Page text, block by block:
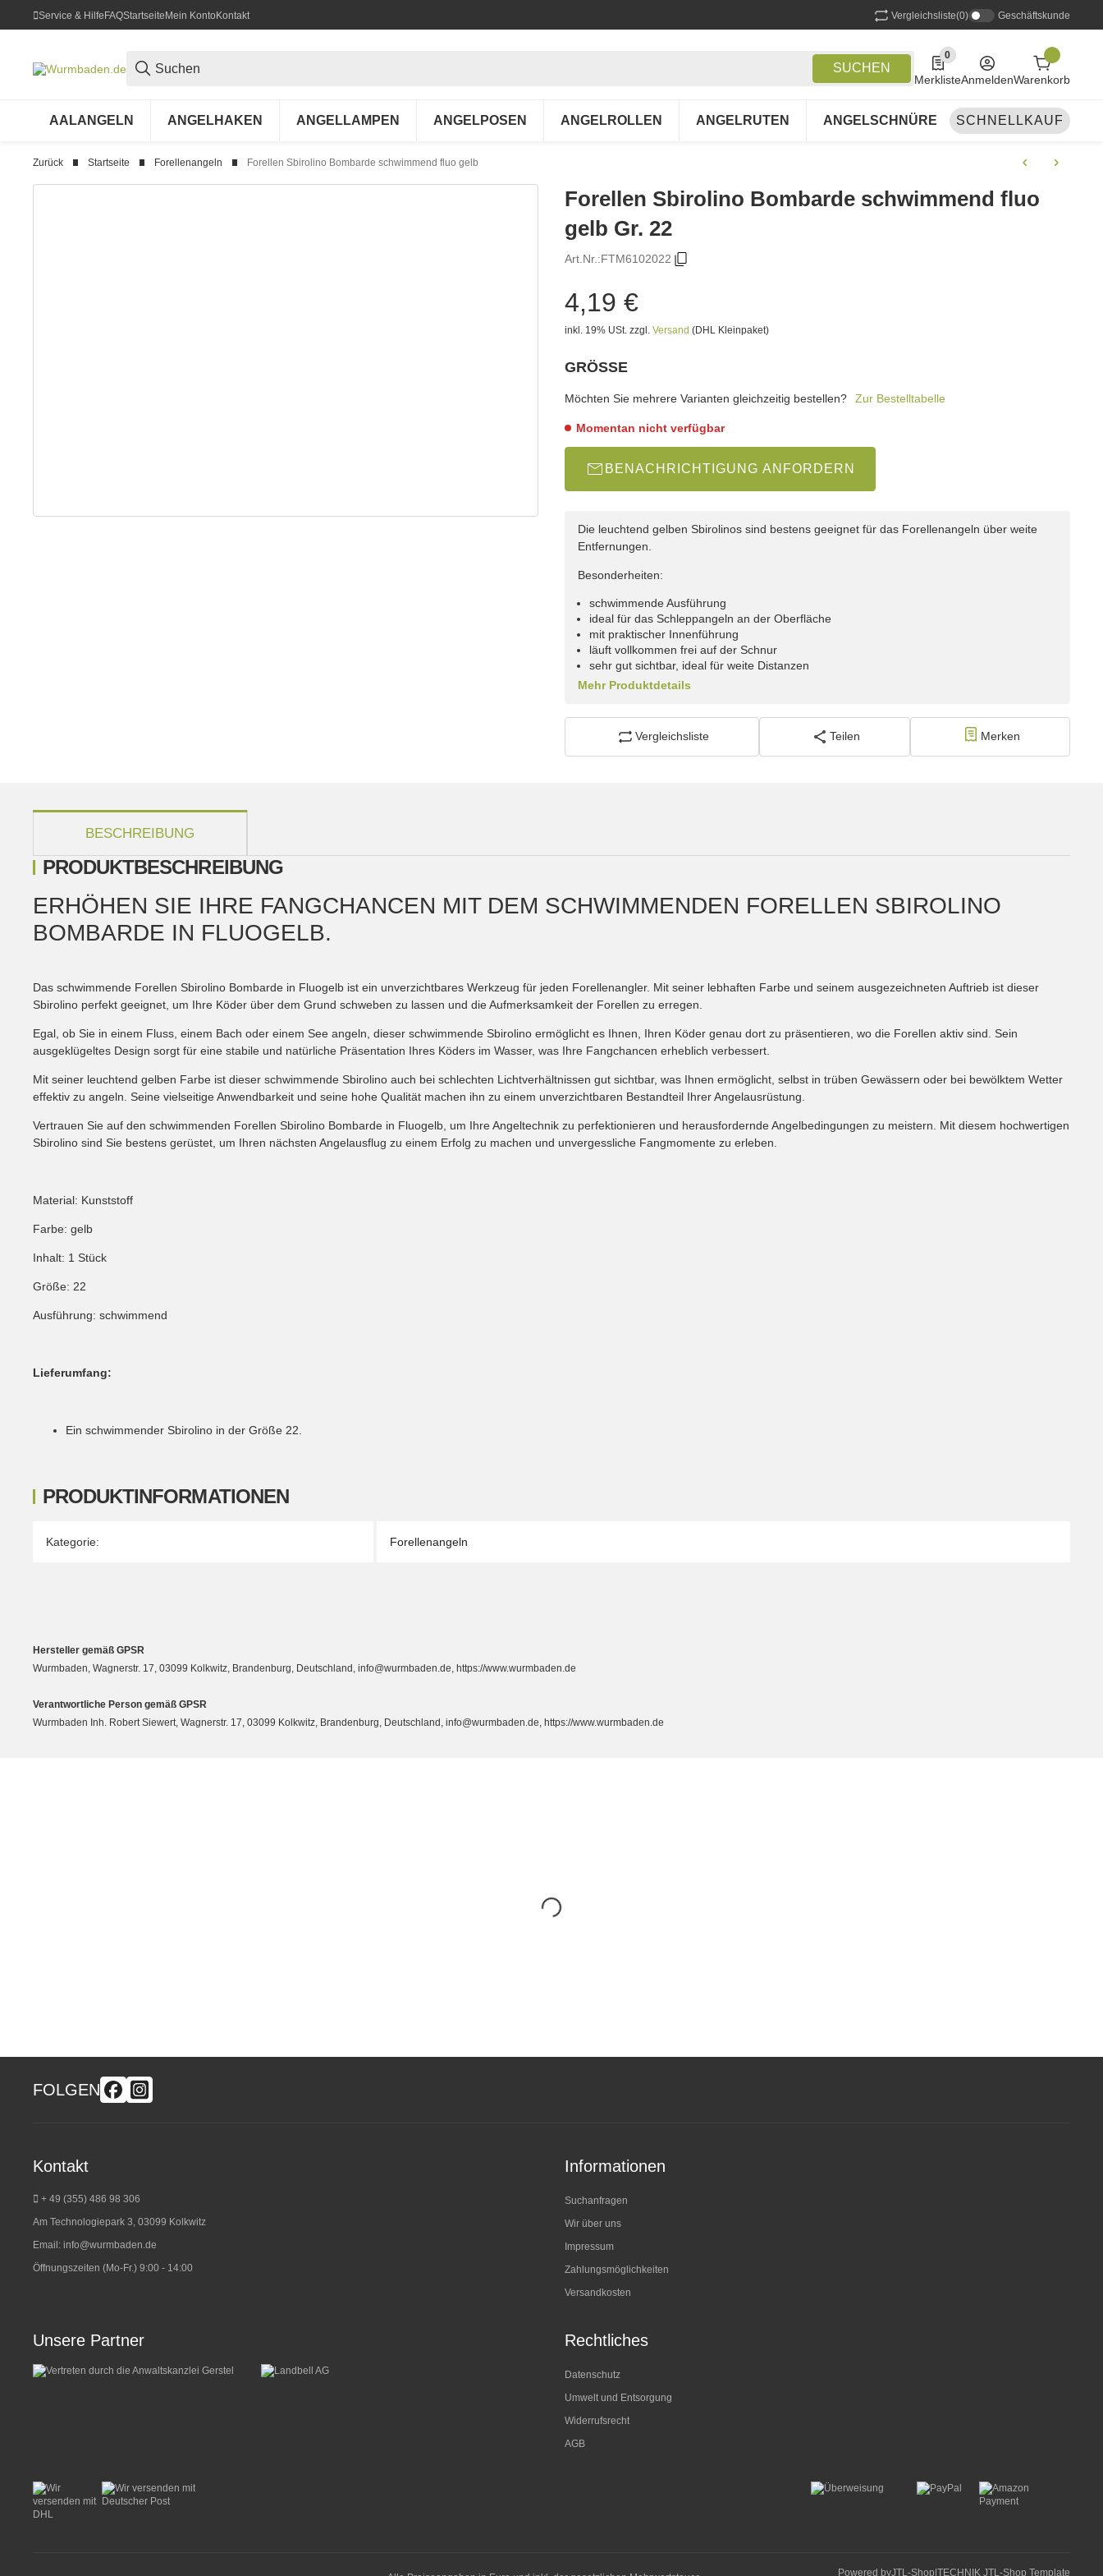
Service & HilfeFAQStartseiteMein KontoKontakt Vergleichsliste(0) Geschäftskunde
SUCHEN
0
0 Produkte in der Liste
MerklisteAnmeldenWarenkorb
AALANGELN ANGELHAKEN ANGELLAMPEN ANGELPOSEN ANGELROLLEN ANGELRUTEN ANGELSCHNÜRE ANGELSETS
SCHNELLKAUF
Zurück Startseite Forellenangeln Forellen Sbirolino Bombarde schwimmend fluo gelb
Forellen Sbirolino Bombarde schwimmend fluo
gelb Gr. 22
Art.Nr.:FTM6102022
4,19 €
inkl. 19% USt. zzgl. Versand (DHL Kleinpaket)
GRÖSSE
Möchten Sie mehrere Varianten gleichzeitig bestellen?
Zur Bestelltabelle
Momentan nicht verfügbar
BENACHRICHTIGUNG ANFORDERN
Die leuchtend gelben Sbirolinos sind bestens geeignet für das Forellenangeln über weite
Entfernungen.
Besonderheiten:
schwimmende Ausführung
ideal für das Schleppangeln an der Oberfläche
mit praktischer Innenführung
läuft vollkommen frei auf der Schnur
sehr gut sichtbar, ideal für weite Distanzen
Mehr Produktdetails
Vergleichsliste Teilen Merken
BESCHREIBUNG
PRODUKTINFORMATIONEN
Produkteigenschaft
Wert
Kategorie: Forellenangeln
PRODUKTBESCHREIBUNG
ERHÖHEN SIE IHRE FANGCHANCEN MIT DEM SCHWIMMENDEN FORELLEN SBIROLINO
BOMBARDE IN FLUOGELB.
Das schwimmende Forellen Sbirolino Bombarde in Fluogelb ist ein unverzichtbares Werkzeug für jeden Forellenangler. Mit seiner lebhaften Farbe und seinem ausgezeichneten Auftrieb ist dieser
Sbirolino perfekt geeignet, um Ihre Köder über dem Grund schweben zu lassen und die Aufmerksamkeit der Forellen zu erregen.
Egal, ob Sie in einem Fluss, einem Bach oder einem See angeln, dieser schwimmende Sbirolino ermöglicht es Ihnen, Ihren Köder genau dort zu präsentieren, wo die Forellen aktiv sind. Sein
ausgeklügeltes Design sorgt für eine stabile und natürliche Präsentation Ihres Köders im Wasser, was Ihre Fangchancen erheblich verbessert.
Mit seiner leuchtend gelben Farbe ist dieser schwimmende Sbirolino auch bei schlechten Lichtverhältnissen gut sichtbar, was Ihnen ermöglicht, selbst in trüben Gewässern oder bei bewölktem Wetter
effektiv zu angeln. Seine vielseitige Anwendbarkeit und seine hohe Qualität machen ihn zu einem unverzichtbaren Bestandteil Ihrer Angelausrüstung.
Vertrauen Sie auf den schwimmenden Forellen Sbirolino Bombarde in Fluogelb, um Ihre Angeltechnik zu perfektionieren und herausfordernde Angelbedingungen zu meistern. Mit diesem hochwertigen
Sbirolino sind Sie bestens gerüstet, um Ihren nächsten Angelausflug zu einem Erfolg zu machen und unvergessliche Fangmomente zu erleben.
Material: Kunststoff
Farbe: gelb
Inhalt: 1 Stück
Größe: 22
Ausführung: schwimmend
Lieferumfang:
Ein schwimmender Sbirolino in der Größe 22.
Hersteller gemäß GPSR
Wurmbaden, Wagnerstr. 17, 03099 Kolkwitz, Brandenburg, Deutschland, info@wurmbaden.de, https://www.wurmbaden.de
Verantwortliche Person gemäß GPSR
Wurmbaden Inh. Robert Siewert, Wagnerstr. 17, 03099 Kolkwitz, Brandenburg, Deutschland, info@wurmbaden.de, https://www.wurmbaden.de
FOLGEN
Kontakt
+ 49 (355) 486 98 306
Am Technologiepark 3, 03099 Kolkwitz
Email: info@wurmbaden.de
Öffnungszeiten (Mo-Fr.) 9:00 - 14:00
Informationen
Suchanfragen
Wir über uns
Impressum
Zahlungsmöglichkeiten
Versandkosten
Unsere Partner Rechtliches
Datenschutz
Umwelt und Entsorgung
Widerrufsrecht
AGB
Powered byJTL-Shop TECHNIK JTL-Shop Template